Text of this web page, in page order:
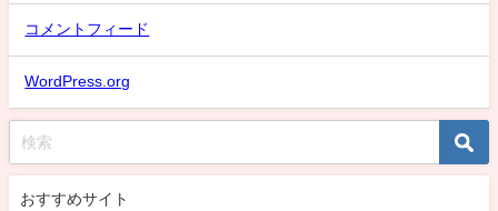
コメントフィード
WordPress.org
おすすめサイト